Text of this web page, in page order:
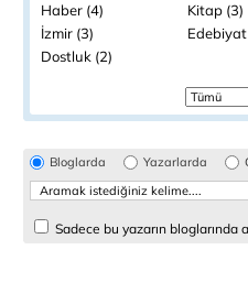
Haber (4)
Kitap (3)
İzmir (3)
Edebiyat
Dostluk (2)
Bloglarda Yazarlarda
Sadece bu yazarın bloglarında